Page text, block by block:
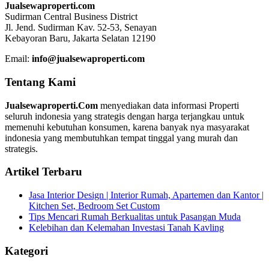
Jualsewaproperti.com
Sudirman Central Business District
Jl. Jend. Sudirman Kav. 52-53, Senayan
Kebayoran Baru, Jakarta Selatan 12190
Email: info@jualsewaproperti.com
Tentang Kami
Jualsewaproperti.Com menyediakan data informasi Properti
seluruh indonesia yang strategis dengan harga terjangkau untuk
memenuhi kebutuhan konsumen, karena banyak nya masyarakat
indonesia yang membutuhkan tempat tinggal yang murah dan
strategis.
Artikel Terbaru
Jasa Interior Design | Interior Rumah, Apartemen dan Kantor |
Kitchen Set, Bedroom Set Custom
Tips Mencari Rumah Berkualitas untuk Pasangan Muda
Kelebihan dan Kelemahan Investasi Tanah Kavling
Kategori